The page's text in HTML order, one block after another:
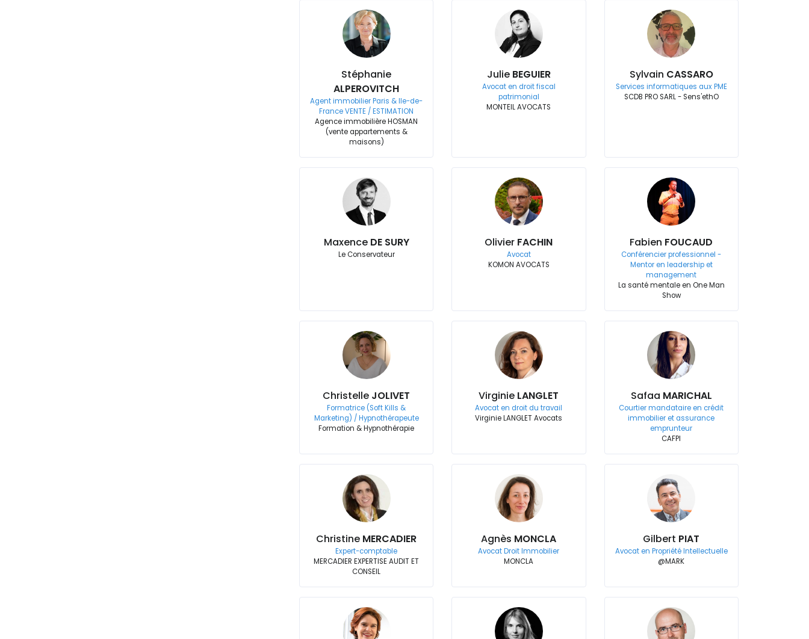
Stéphanie
ALPEROVITCH
Agent immobilier Paris & Ile-de-
France VENTE / ESTIMATION
Agence immobilière HOSMAN
(vente appartements &
maisons)
Julie BEGUIER
Avocat en droit fiscal
patrimonial
MONTEIL AVOCATS
Sylvain CASSARO
Services informatiques aux PME
SCDB PRO SARL - Sens'ethO
Maxence DE SURY
Le Conservateur
Olivier FACHIN
Avocat
KOMON AVOCATS
Fabien FOUCAUD
Conférencier professionnel -
Mentor en leadership et
management
La santé mentale en One Man
Show
Christelle JOLIVET
Formatrice (Soft Kills &
Marketing) / Hypnothérapeute
Formation & Hypnothérapie
Virginie LANGLET
Avocat en droit du travail
Virginie LANGLET Avocats
Safaa MARICHAL
Courtier mandataire en crédit
immobilier et assurance
emprunteur
CAFPI
Christine MERCADIER
Expert-comptable
MERCADIER EXPERTISE AUDIT ET
CONSEIL
Agnès MONCLA
Avocat Droit Immobilier
MONCLA
Gilbert PIAT
Avocat en Propriété Intellectuelle
@MARK